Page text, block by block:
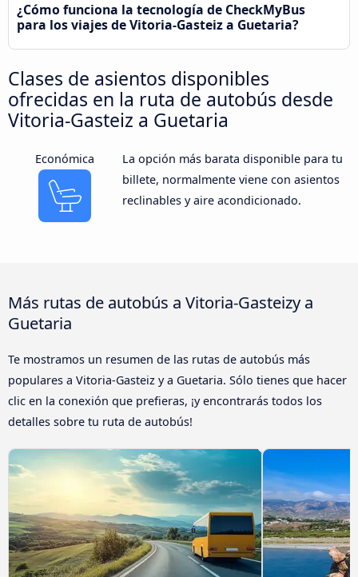
¿Cómo funciona la tecnología de CheckMyBus
para los viajes de Vitoria-Gasteiz a Guetaria?
Clases de asientos disponibles
ofrecidas en la ruta de autobús desde
Vitoria-Gasteiz a Guetaria
Económica
La opción más barata disponible para tu
billete, normalmente viene con asientos
reclinables y aire acondicionado.
Más rutas de autobús a Vitoria-Gasteizy a
Guetaria
Te mostramos un resumen de las rutas de autobús más
populares a Vitoria-Gasteiz y a Guetaria. Sólo tienes que hacer
clic en la conexión que prefieras, ¡y encontrarás todos los
detalles sobre tu ruta de autobús!